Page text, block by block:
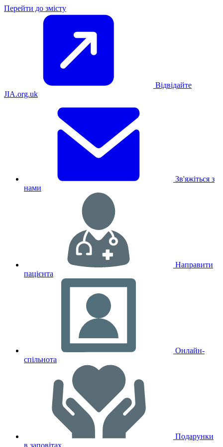
Перейти до змісту
Відвідайте
JIA.org.uk
Зв'яжіться з
нами
Направити
пацієнта
Онлайн-
спільнота
Подарунки
в заповітах